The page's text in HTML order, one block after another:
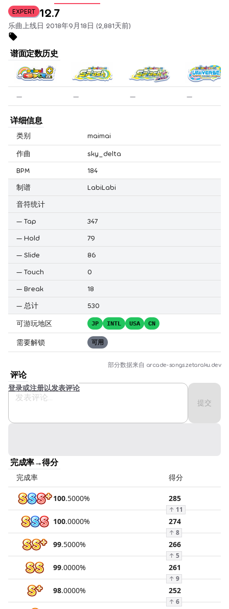
EXPERT 12.7
乐曲上线日 2018年9月18日 (2,881天前)
谱面定数历史
— — — —
详细信息
类别 maimai
作曲
sky_delta
BPM
184
制谱
LabiLabi
音符统计
— Tap
347
— Hold
79
— Slide
86
— Touch
0
— Break
18
— 总计 530
可游玩地区 JP INTL USA CN
需要解锁 可用
部分数据来自 arcade-songs.zetaraku.dev
评论
提交
登录或注册以发表评论
完成率→得分
完成率 得分
100.5000% 285
↑ 11
100.0000% 274
↑ 8
99.5000% 266
↑ 5
99.0000% 261
↑ 9
98.0000% 252
↑ 6